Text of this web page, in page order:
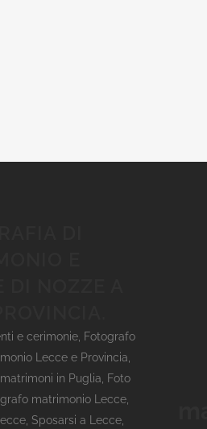
e cerimonie, Fotografo
Lecce e Provincia
in Puglia
Foto
matrimonio Lecce
, Sposarsi a Lecce,